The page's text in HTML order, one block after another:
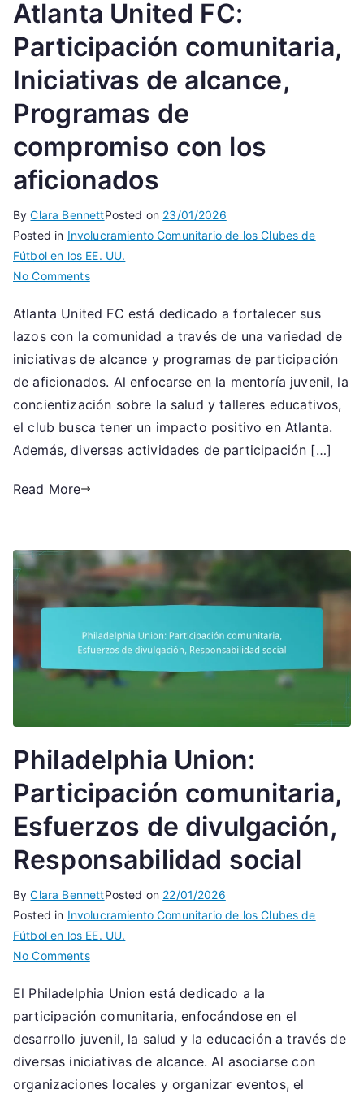
Atlanta United FC:
Participación comunitaria,
Iniciativas de alcance,
Programas de
compromiso con los
aficionados
ByClara BennettPosted on 23/01/2026
Posted in Involucramiento Comunitario de los Clubes de
Fútbol en los EE. UU.
No Commentson
United
FC:
Participación
comunitaria,
Iniciativas
alcance,
Programas
aficionados
Atlanta United FC está dedicado a fortalecer sus
lazos con la comunidad a través de una variedad de
iniciativas de alcance y programas de participación
de aficionados. Al enfocarse en la mentoría juvenil, la
concientización sobre la salud y talleres educativos,
el club busca tener un impacto positivo en Atlanta.
Además, diversas actividades de participación […]
Read More
Philadelphia Union:
Participación comunitaria,
Esfuerzos de divulgación,
Responsabilidad social
ByClara BennettPosted on 22/01/2026
Posted in Involucramiento Comunitario de los Clubes de
Fútbol en los EE. UU.
No Commentson
Union:
Participación
comunitaria,
Esfuerzos
El Philadelphia Union está dedicado a la
participación comunitaria, enfocándose en el
desarrollo juvenil, la salud y la educación a través de
diversas iniciativas de alcance. Al asociarse con
organizaciones locales y organizar eventos, el